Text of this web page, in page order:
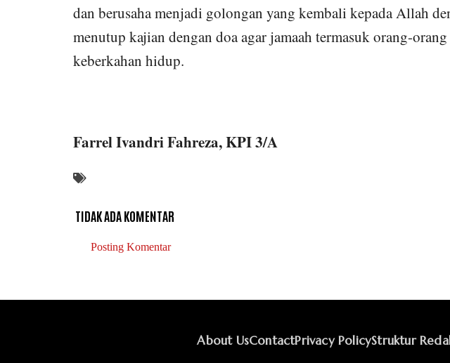
dan berusaha menjadi golongan yang kembali kepada Allah
menutup kajian dengan doa agar jamaah termasuk orang-
keberkahan hidup.
Farrel Ivandri Fahreza, KPI 3/A
TIDAK ADA KOMENTAR
Posting Komentar
About UsContactPrivacy PolicyStruktur